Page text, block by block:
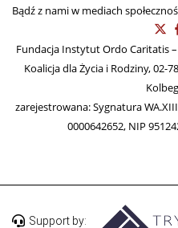
Bądź z nami w mediach
Fundacja Instytut Ordo Caritatis
Koalicja dla Życia i Rodziny, 02-
zarejestrowana: Sygnatura
0000642652, NIP
Support by: